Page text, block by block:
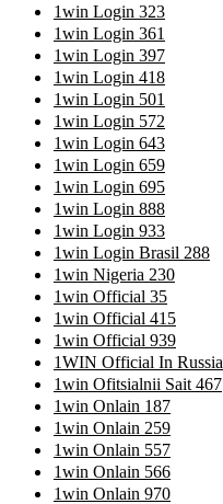
1win Login 323
1win Login 361
1win Login 397
1win Login 418
1win Login 501
1win Login 572
1win Login 643
1win Login 659
1win Login 695
1win Login 888
1win Login 933
1win Login Brasil 288
1win Nigeria 230
1win Official 35
1win Official 415
1win Official 939
1WIN Official In Russia
1win Ofitsialnii Sait 467
1win Onlain 187
1win Onlain 259
1win Onlain 557
1win Onlain 566
1win Onlain 970